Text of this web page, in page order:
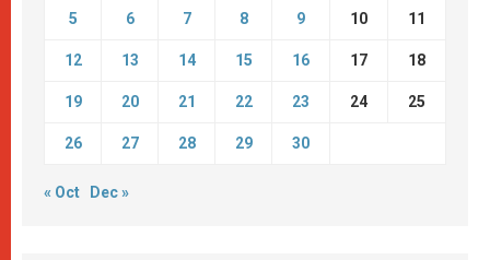
5 6 7 8 9 10 11
12 13 14 15 16 17 18
19 20 21 22 23 24 25
26 27 28 29 30
« Oct Dec »